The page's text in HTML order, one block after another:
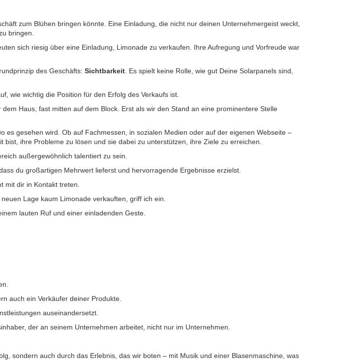
zum Blühen bringen könnte. Eine Einladung, die nicht nur deinen Unternehmergeist weckt,
bringen.
sich riesig über eine Einladung, Limonade zu verkaufen. Ihre Aufregung und Vorfreude war
des Geschäfts: Sichtbarkeit . Es spielt keine Rolle, wie gut Deine Solarpanels sind,
wie wichtig die Position für den Erfolg des Verkaufs ist.
Haus, fast mitten auf dem Block. Erst als wir den Stand an eine prominentere Stelle
gesehen wird. Ob auf Fachmessen, in sozialen Medien oder auf der eigenen Webseite –
ihre Probleme zu lösen und sie dabei zu unterstützen, ihre Ziele zu erreichen.
außergewöhnlich talentiert zu sein.
du großartigen Mehrwert lieferst und hervorragende Ergebnisse erzielst.
mit dir in Kontakt treten.
Lage kaum Limonade verkauften, griff ich ein.
lauten Ruf und einer einladenden Geste.
auch ein Verkäufer deiner Produkte.
auseinandersetzt.
der an seinem Unternehmen arbeitet, nicht nur im Unternehmen.
sondern auch durch das Erlebnis, das wir boten – mit Musik und einer Blasenmaschine, was